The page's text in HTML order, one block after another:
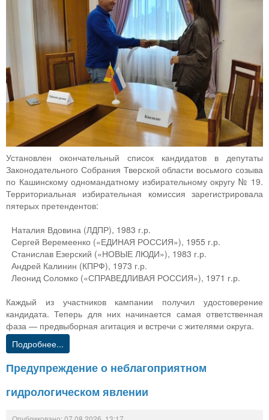
Установлен окончательный список кандидатов в депутаты
Законодательного Собрания Тверской области восьмого созыва
по Кашинскому одномандатному избирательному округу № 19.
Территориальная избирательная комиссия зарегистрировала
пятерых претендентов:
Наталия Вдовина (ЛДПР), 1983 г.р.
Сергей Веремеенко («ЕДИНАЯ РОССИЯ»), 1955 г.р.
Станислав Езерский («НОВЫЕ ЛЮДИ»), 1983 г.р.
Андрей Калинин (КПРФ), 1973 г.р.
Леонид Соломко («СПРАВЕДЛИВАЯ РОССИЯ»), 1971 г.р.
Каждый из участников кампании получил удостоверение
кандидата. Теперь для них начинается самая ответственная
фаза — предвыборная агитация и встречи с жителями округа.
Подробнее...
Предупреждение о неблагоприятном
гидрологическом явлении